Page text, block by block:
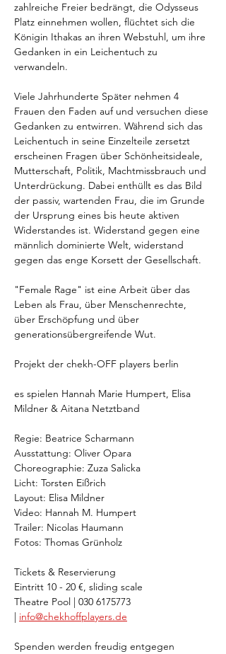
zahlreiche Freier bedrängt, die Odysseus
Platz einnehmen wollen, flüchtet sich die
Königin Ithakas an ihren Webstuhl, um ihre
Gedanken in ein Leichentuch zu
verwandeln.
Viele Jahrhunderte Später nehmen 4
Frauen den Faden auf und versuchen diese
Gedanken zu entwirren. Während sich das
Leichentuch in seine Einzelteile zersetzt
erscheinen Fragen über Schönheitsideale,
Mutterschaft, Politik, Machtmissbrauch und
Unterdrückung. Dabei enthüllt es das Bild
der passiv, wartenden Frau, die im Grunde
der Ursprung eines bis heute aktiven
Widerstandes ist. Widerstand gegen eine
männlich dominierte Welt, widerstand
gegen das enge Korsett der Gesellschaft.
"Female Rage" ist eine Arbeit über das
Leben als Frau, über Menschenrechte,
über Erschöpfung und über
generationsübergreifende Wut.
Projekt der chekh-OFF players berlin
es spielen Hannah Marie Humpert, Elisa
Mildner & Aitana Netztband
Regie: Beatrice Scharmann
Ausstattung: Oliver Opara
Choreographie: Zuza Salicka
Licht: Torsten Eißrich
Layout: Elisa Mildner
Video: Hannah M. Humpert
Trailer: Nicolas Haumann
Fotos: Thomas Grünholz
Tickets & Reservierung
Eintritt 10 - 20 €, sliding scale
Theatre Pool | 030 6175773
| info@chekhoffplayers.de
Spenden werden freudig entgegen